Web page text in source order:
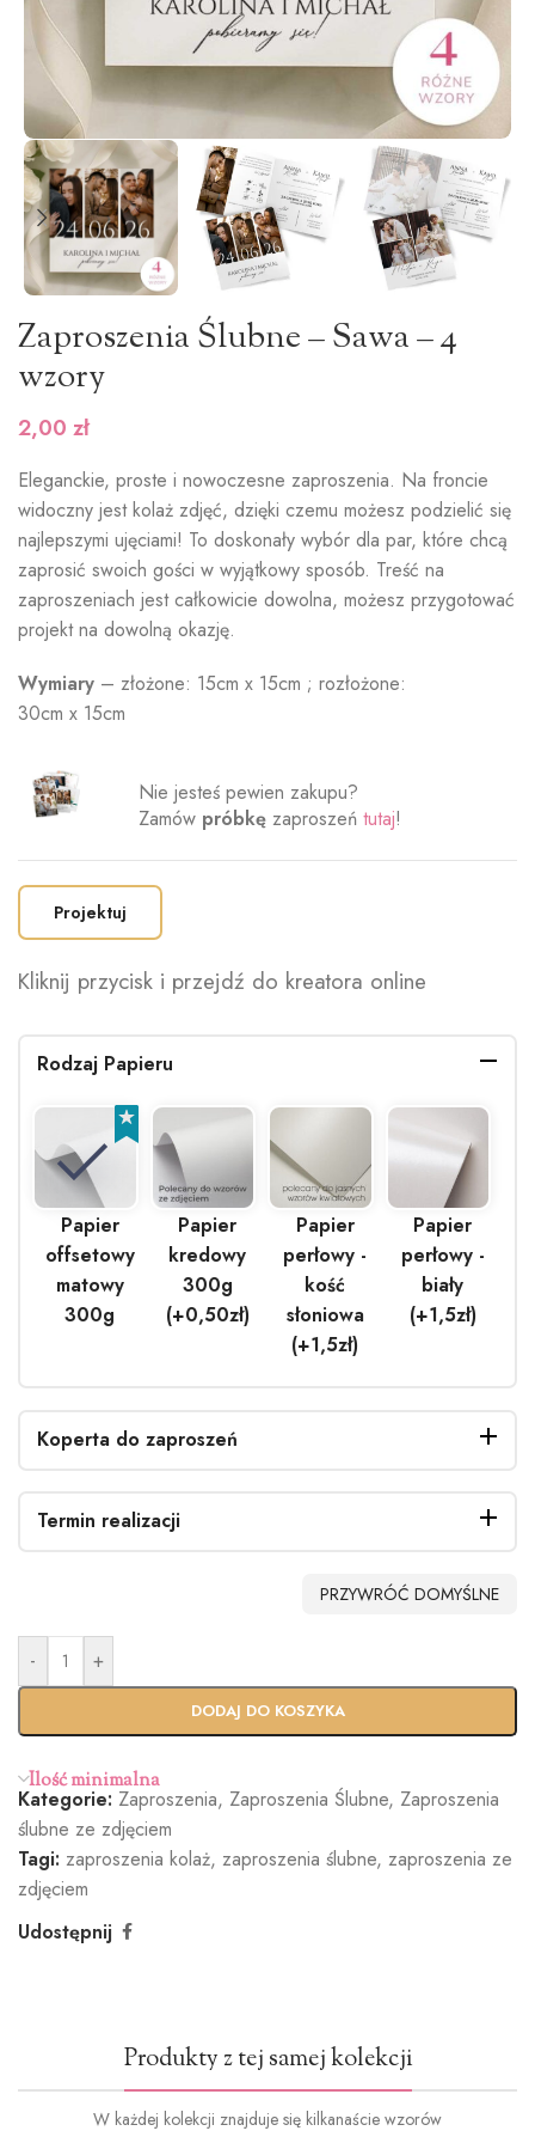
Zaproszenia Ślubne – Sawa – 4
wzory
2,00 zł
Eleganckie, proste i nowoczesne zaproszenia. Na froncie
widoczny jest kolaż zdjęć, dzięki czemu możesz podzielić się
najlepszymi ujęciami! To doskonały wybór dla par, które chcą
zaprosić swoich gości w wyjątkowy sposób. Treść na
zaproszeniach jest całkowicie dowolna, możesz przygotować
projekt na dowolną okazję.
Wymiary – złożone: 15cm x 15cm ; rozłożone:
30cm x 15cm
Nie jesteś pewien zakupu?
Zamów próbkę zaproszeń tutaj!
Projektuj
Kliknij przycisk i przejdź do kreatora online
Rodzaj Papieru
Papier
offsetowy
matowy
300g
Papier
kredowy
300g
(+0,50zł)
Papier
perłowy -
kość
słoniowa
(+1,5zł)
Papier
perłowy -
biały
(+1,5zł)
Koperta do zaproszeń
EKO
Biała
Butelkowa
Zieleń
(+1.2zł)
Jasny róż
Brudny róż
Cielisty
(+1.2zł)
Termin realizacji
Standardo
Ekspres
(+100zł)
PRZYWRÓĆ DOMYŚLNE
- +
DODAJ DO KOSZYKA
Ilość minimalna
Kategorie: Zaproszenia, Zaproszenia Ślubne, Zaproszenia
ślubne ze zdjęciem
Tagi: zaproszenia kolaż, zaproszenia ślubne, zaproszenia ze
zdjęciem
Udostępnij
Produkty z tej samej kolekcji
W każdej kolekcji znajduje się kilkanaście wzorów